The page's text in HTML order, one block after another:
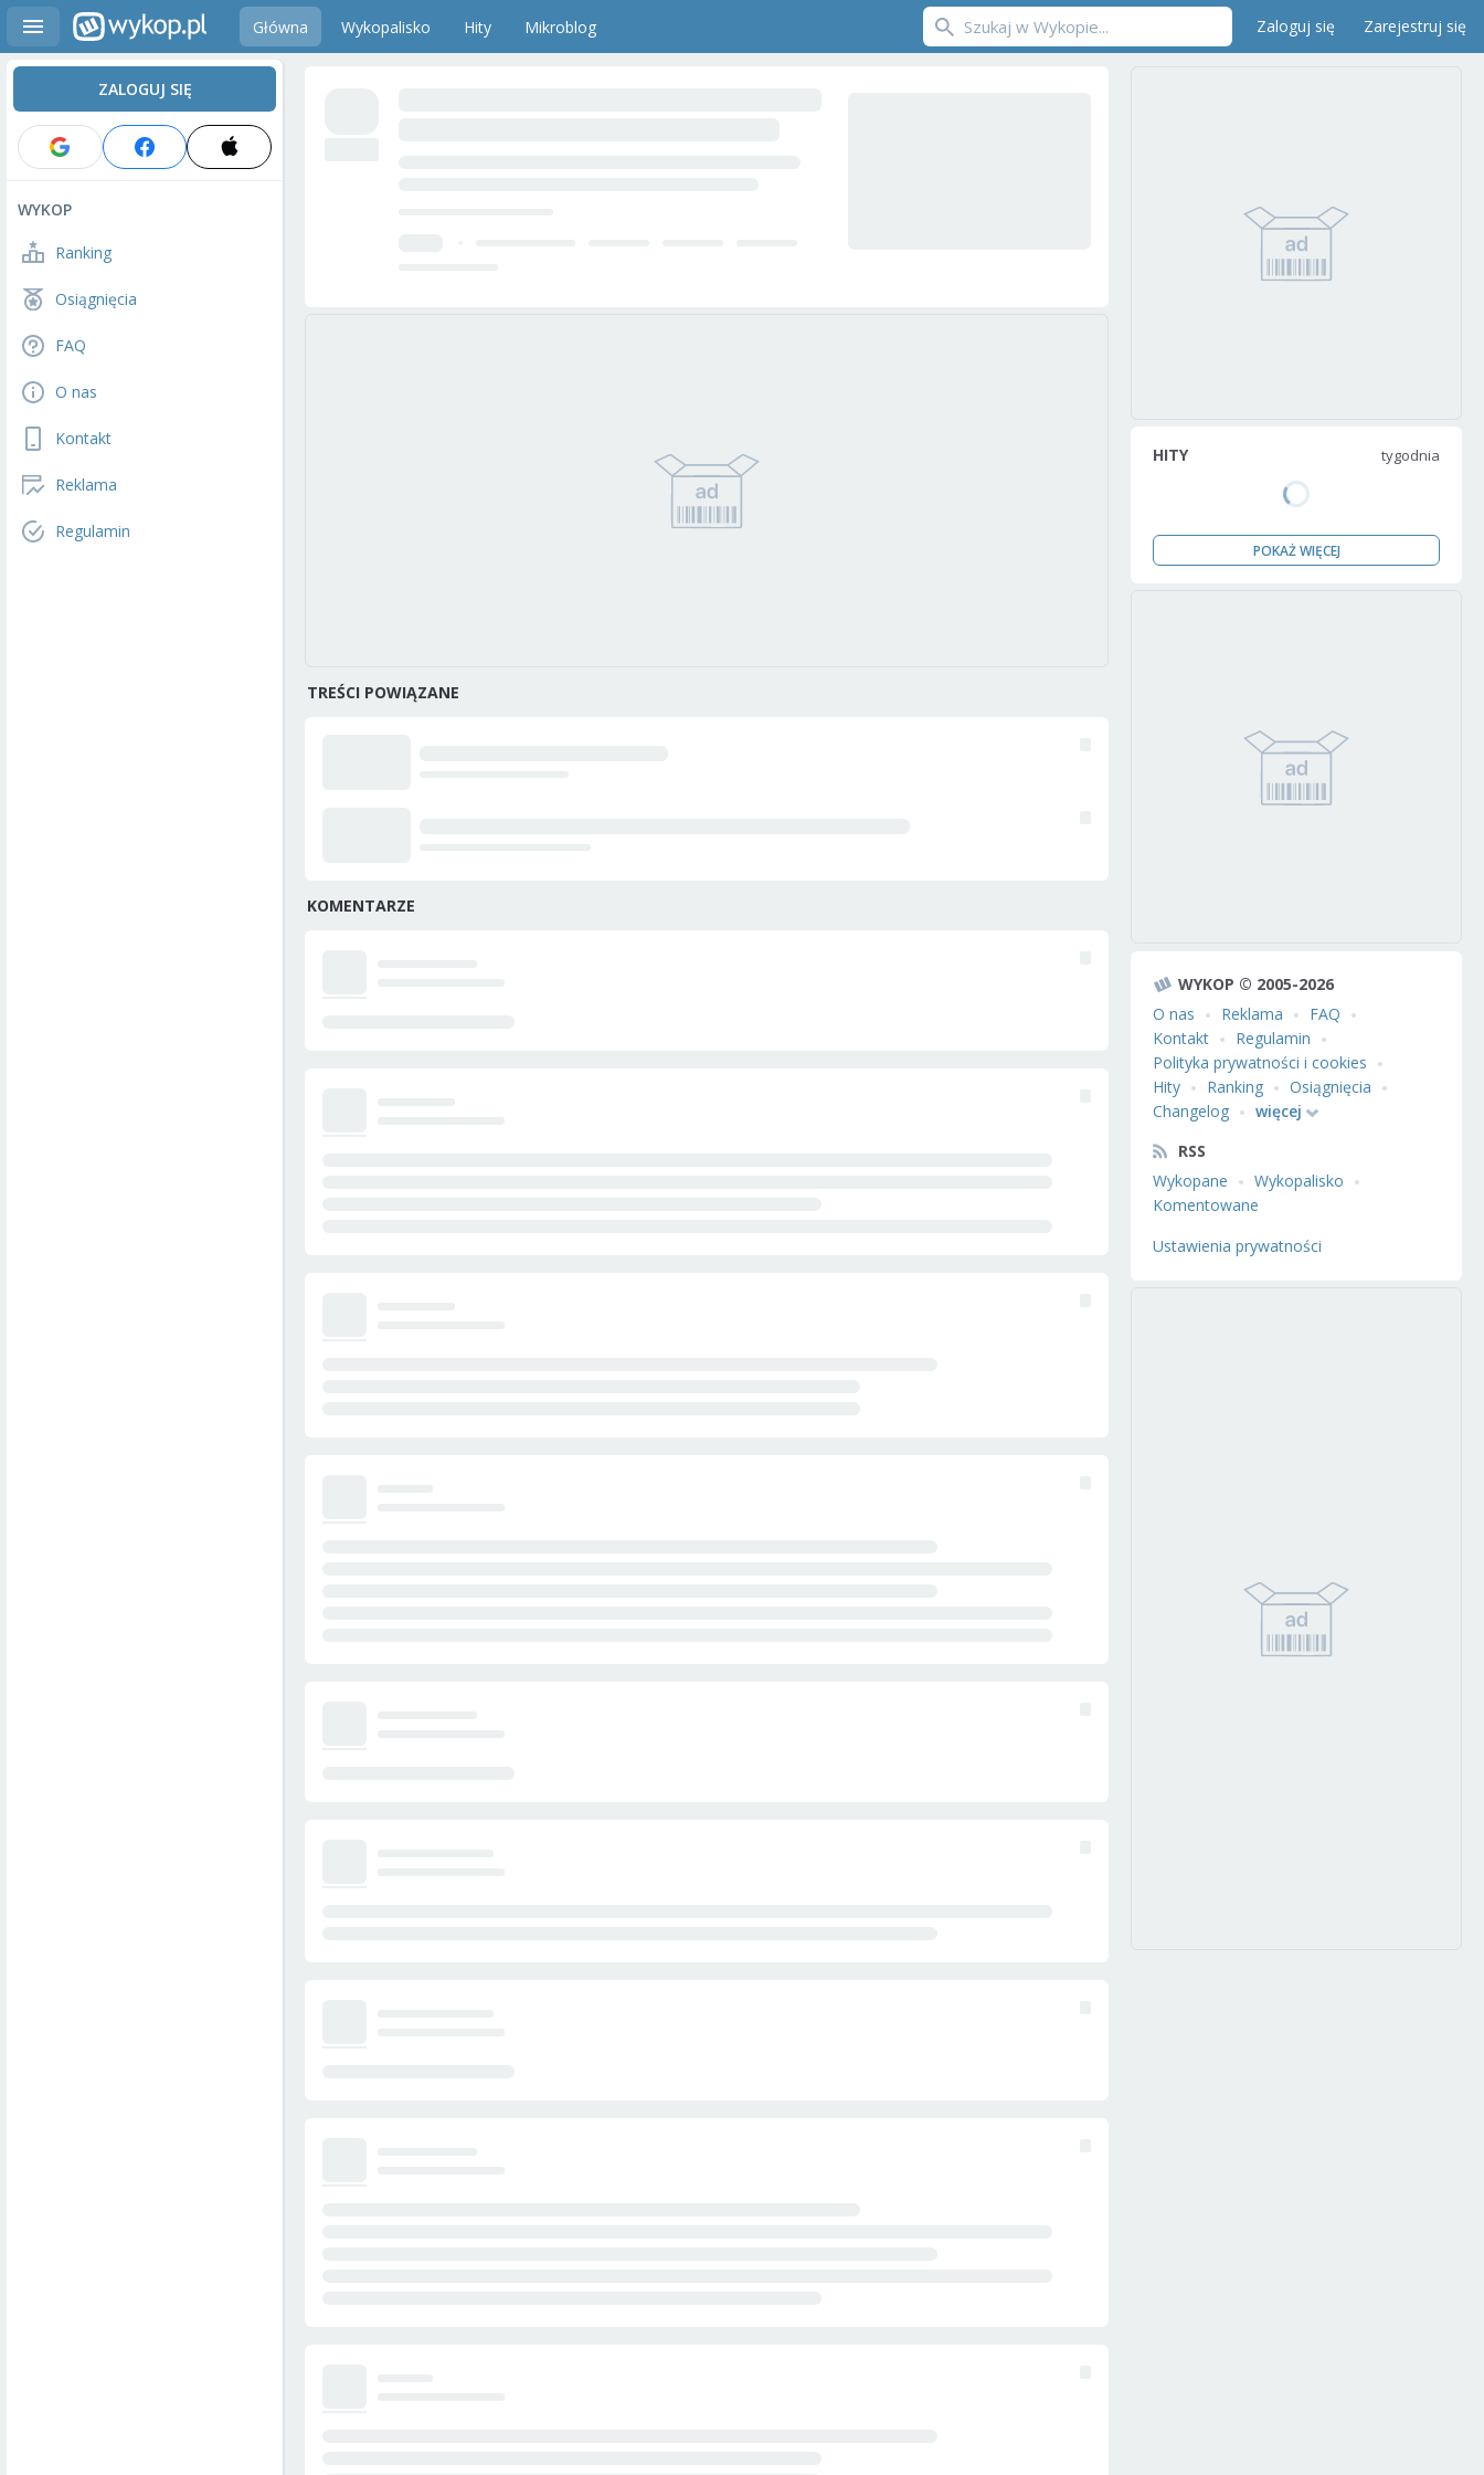
Główna Wykopalisko Hity Mikroblog Zaloguj się Zarejestruj się
ZALOGUJ SIĘ
WYKOP
Ranking
Osiągnięcia
FAQ
O nas
Kontakt
Reklama
Regulamin
TREŚCI POWIĄZANE
KOMENTARZE
HITY tygodnia
POKAŻ WIĘCEJ
WYKOP © 2005-2026
O nas
Reklama
FAQ
Kontakt
Regulamin
Polityka prywatności i cookies
Hity
Ranking
Osiągnięcia
Changelog
więcej
RSS
Wykopane
Wykopalisko
Komentowane
Ustawienia prywatności